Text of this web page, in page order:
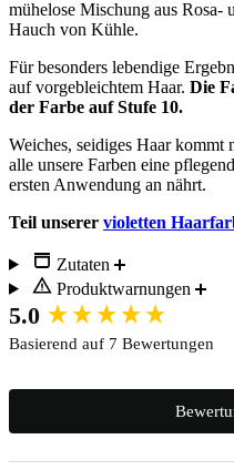
mühelose Mischung aus Rosa-
Hauch von Kühle.
Für besonders lebendige
auf vorgebleichtem Haar. Die
der Farbe auf Stufe 10.
Weiches, seidiges Haar kommt
alle unsere Farben eine
ersten Anwendung an nährt.
Teil unserer violetten
Zutaten
Produktwarnungen
5.0
Basierend auf 7 Bewertungen
New content loaded